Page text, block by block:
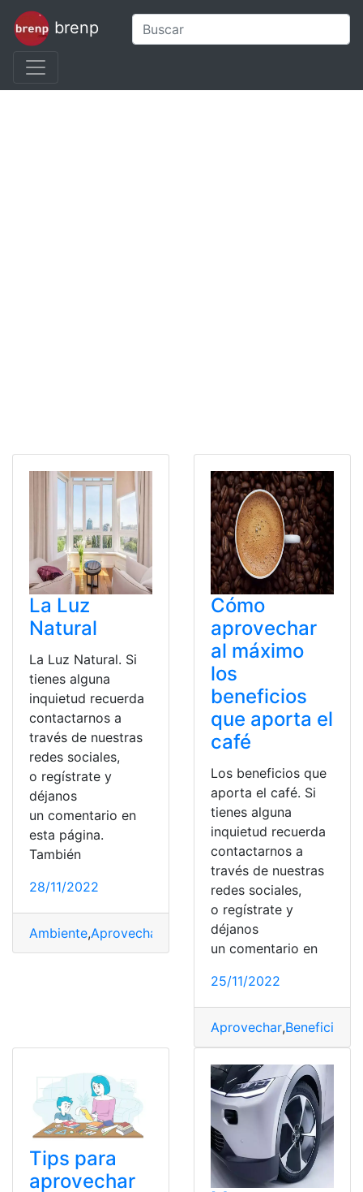
brenp
La Luz
Natural
La Luz Natural. Si
tienes alguna
inquietud recuerda
contactarnos a
través de nuestras
redes sociales,
o regístrate y
déjanos
un comentario en
esta página.
También
28/11/2022
Ambiente,Aprovechar espacios,iluminar
Cómo
aprovechar
al máximo
los
beneficios
que aporta el
café
Los beneficios que
aporta el café. Si
tienes alguna
inquietud recuerda
contactarnos a
través de nuestras
redes sociales,
o regístrate y
déjanos
un comentario en
25/11/2022
Aprovechar,Beneficios
Tips para
aprovechar